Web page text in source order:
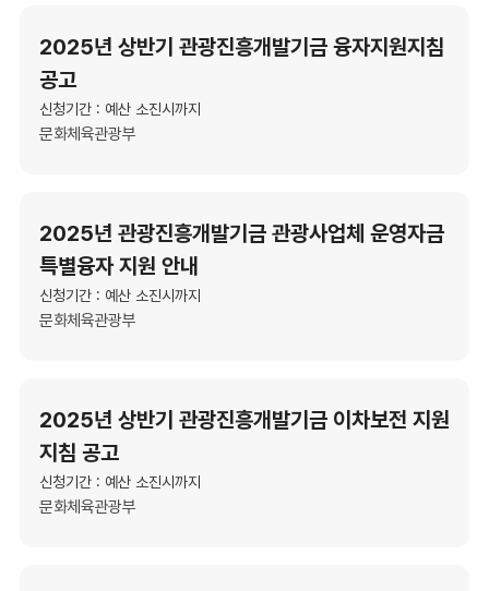
2025년 상반기 관광진흥개발기금 융자지원지침
공고
신청기간 : 예산 소진시까지
문화체육관광부
2025년 관광진흥개발기금 관광사업체 운영자금
특별융자 지원 안내
신청기간 : 예산 소진시까지
문화체육관광부
2025년 상반기 관광진흥개발기금 이차보전 지원
지침 공고
신청기간 : 예산 소진시까지
문화체육관광부